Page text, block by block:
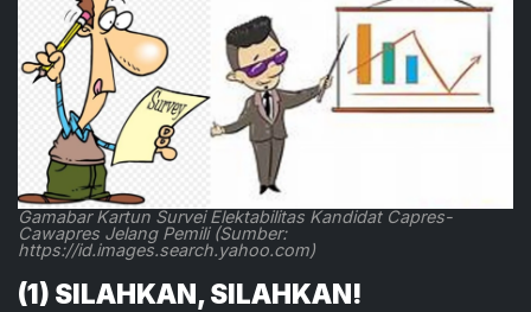
Gamabar Kartun Survei Elektabilitas Kandidat Capres-
Cawapres Jelang Pemili (Sumber:
https://id.images.search.yahoo.com)
(1) SILAHKAN, SILAHKAN!